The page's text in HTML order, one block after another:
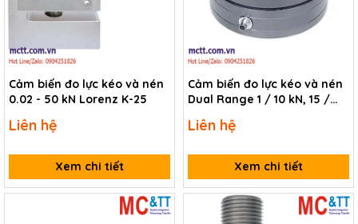
Cảm biến đo lực kéo và nén
0.02 - 50 kN Lorenz K-25
Liên hệ
Xem chi tiết
Cảm biến đo lực kéo và nén
Dual Range 1 / 10 kN, 15 /
Liên hệ
Xem chi tiết